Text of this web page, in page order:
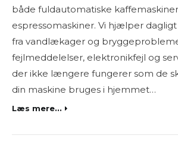
både fuldautomatiske
espressomaskiner. Vi hjælper
fra vandlækager og
fejlmeddelelser, elektronikfejl og
der ikke længere fungerer som de
din maskine bruges i hjemmet…
Læs mere...